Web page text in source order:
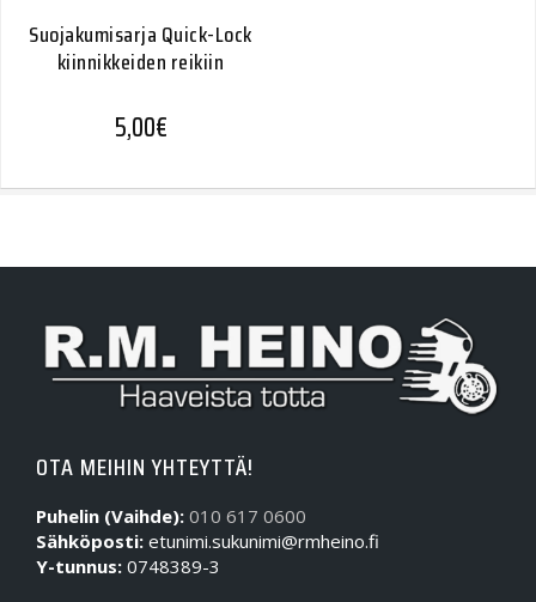
Suojakumisarja Quick-Lock
kiinnikkeiden reikiin
5,00€
OTA MEIHIN YHTEYTTÄ!
Puhelin (Vaihde): 010 617 0600
Sähköposti: etunimi.sukunimi@rmheino.fi
Y-tunnus: 0748389-3